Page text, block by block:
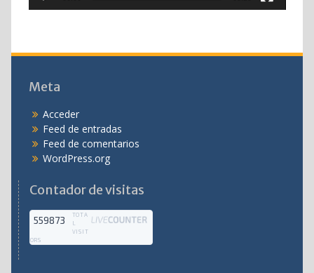
Meta
Acceder
Feed de entradas
Feed de comentarios
WordPress.org
Contador de visitas
559873
TOTA
L
VISIT
ORS